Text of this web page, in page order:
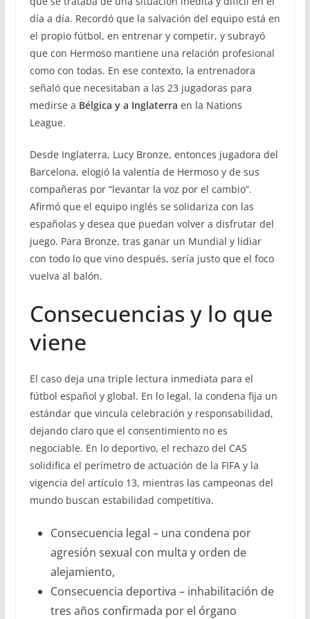
día a día. Recordó que la salvación del equipo está en
el propio fútbol, en entrenar y competir, y subrayó
que con Hermoso mantiene una relación profesional
como con todas. En ese contexto, la entrenadora
señaló que necesitaban a las 23 jugadoras para
medirse a Bélgica y a Inglaterra en la Nations
League.
Desde Inglaterra, Lucy Bronze, entonces jugadora del
Barcelona, elogió la valentía de Hermoso y de sus
compañeras por “levantar la voz por el cambio”.
Afirmó que el equipo inglés se solidariza con las
españolas y desea que puedan volver a disfrutar del
juego. Para Bronze, tras ganar un Mundial y lidiar
con todo lo que vino después, sería justo que el foco
vuelva al balón.
Consecuencias y lo que
viene
El caso deja una triple lectura inmediata para el
fútbol español y global. En lo legal, la condena fija un
estándar que vincula celebración y responsabilidad,
dejando claro que el consentimiento no es
negociable. En lo deportivo, el rechazo del CAS
solidifica el perímetro de actuación de la FIFA y la
vigencia del artículo 13, mientras las campeonas del
mundo buscan estabilidad competitiva.
Consecuencia legal – una condena por
agresión sexual con multa y orden de
alejamiento,
Consecuencia deportiva – inhabilitación de
tres años confirmada por el órgano